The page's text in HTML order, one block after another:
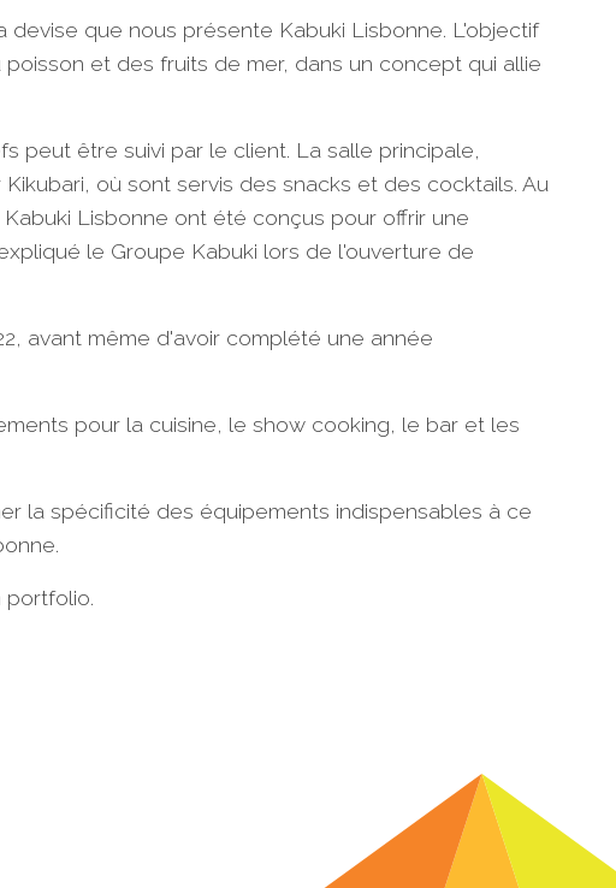
devise que nous présente Kabuki Lisbonne. L'objectif
et des fruits de mer, dans un concept qui allie
peut être suivi par le client. La salle principale,
où sont servis des snacks et des cocktails. Au
Lisbonne ont été conçus pour offrir une
le Groupe Kabuki lors de l'ouverture de
avant même d'avoir complété une année
pour la cuisine, le show cooking, le bar et les
la spécificité des équipements indispensables à ce
portfolio.